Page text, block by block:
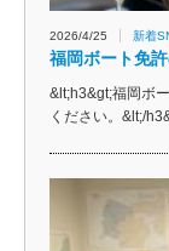
2026/4/25 新着
福岡ボート免
&lt;h3&gt;福岡ボ
ください。&lt;/